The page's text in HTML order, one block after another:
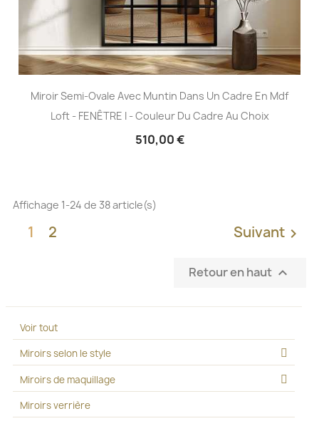
Voir tout
Miroirs selon le style
Miroirs de maquillage
Miroirs verrière
Miroir Semi-Ovale Avec Muntin Dans Un Cadre En Mdf
Loft - FENÊTRE I - Couleur Du Cadre Au Choix
510,00 €
Affichage 1-24 de 38 article(s)
1 2 Suivant 
Retour en haut 